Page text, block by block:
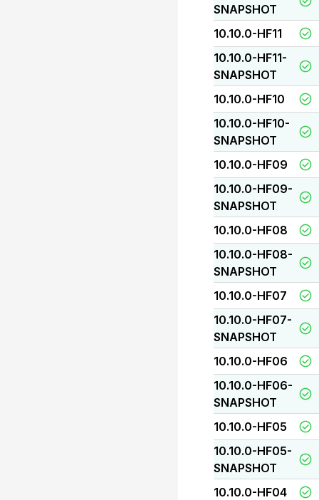
SNAPSHOT
10.10.0-HF11
10.10.0-HF11-
SNAPSHOT
10.10.0-HF10
10.10.0-HF10-
SNAPSHOT
10.10.0-HF09
10.10.0-HF09-
SNAPSHOT
10.10.0-HF08
10.10.0-HF08-
SNAPSHOT
10.10.0-HF07
10.10.0-HF07-
SNAPSHOT
10.10.0-HF06
10.10.0-HF06-
SNAPSHOT
10.10.0-HF05
10.10.0-HF05-
SNAPSHOT
10.10.0-HF04